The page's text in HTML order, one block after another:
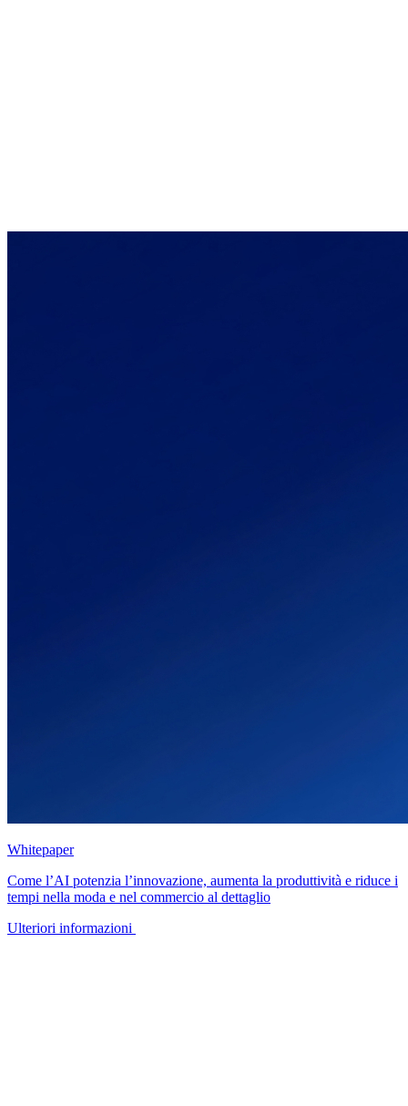
Whitepaper
Come l’AI potenzia l’innovazione, aumenta la produttività e riduce i
tempi nella moda e nel commercio al dettaglio
Ulteriori informazioni